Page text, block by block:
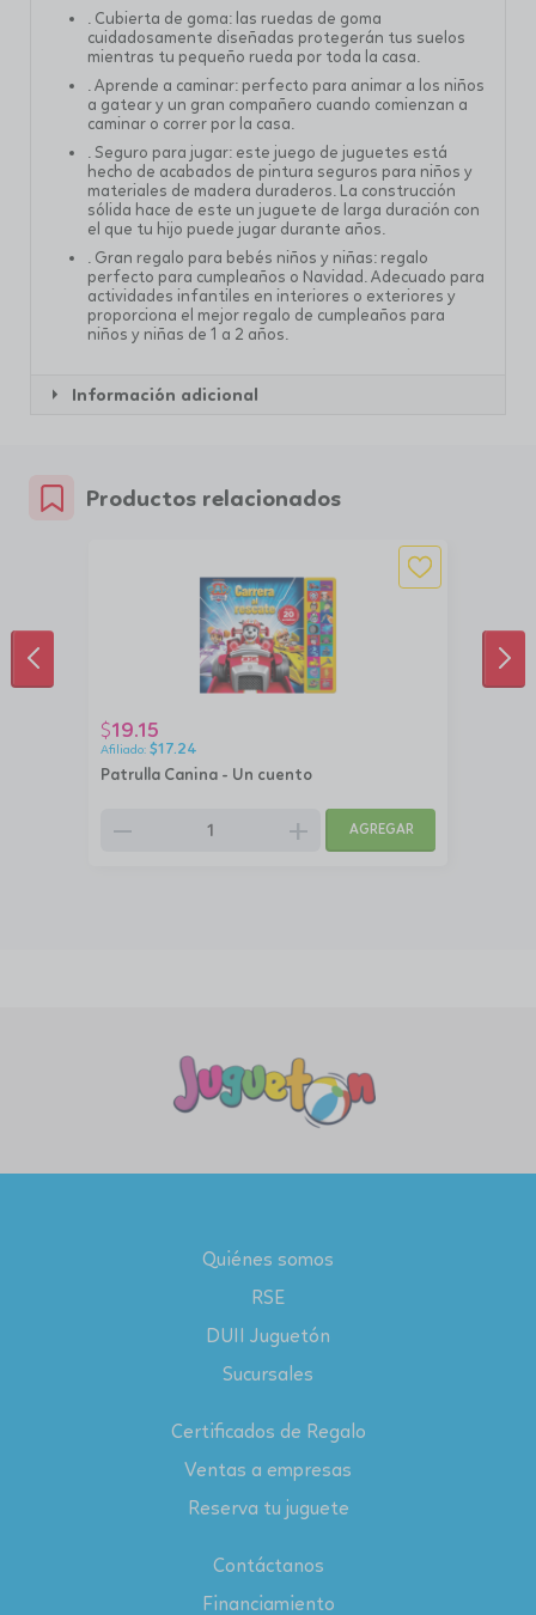
. Cubierta de goma: las ruedas de goma
cuidadosamente diseñadas protegerán tus suelos
mientras tu pequeño rueda por toda la casa.
. Aprende a caminar: perfecto para animar a los niños
a gatear y un gran compañero cuando comienzan a
caminar o correr por la casa.
. Seguro para jugar: este juego de juguetes está
hecho de acabados de pintura seguros para niños y
materiales de madera duraderos. La construcción
sólida hace de este un juguete de larga duración con
el que tu hijo puede jugar durante años.
. Gran regalo para bebés niños y niñas: regalo
perfecto para cumpleaños o Navidad. Adecuado para
actividades infantiles en interiores o exteriores y
proporciona el mejor regalo de cumpleaños para
niños y niñas de 1 a 2 años.
Información adicional
Productos relacionados
Patrulla Canina - Un cuento
$19.15
$17.24
remove add AGREGAR
ANTERIOR
Quiénes somos
RSE
DUII Juguetón
Sucursales
Certificados de Regalo
Ventas a empresas
Reserva tu juguete
Contáctanos
Financiamiento